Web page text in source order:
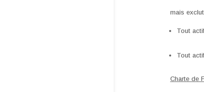
mais
Tout
Tout
Charte de